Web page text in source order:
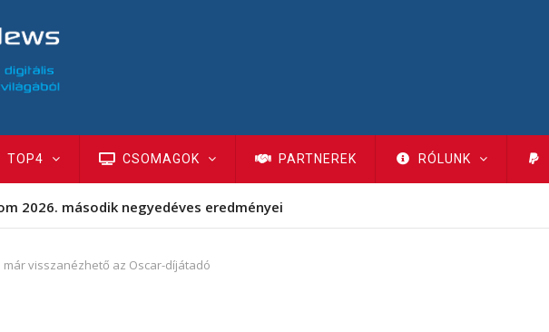
TOP4 CSOMAGOK PARTNEREK RÓLUNK
2026. második negyedéves eredményei
már visszanézhető az Oscar-díjátadó